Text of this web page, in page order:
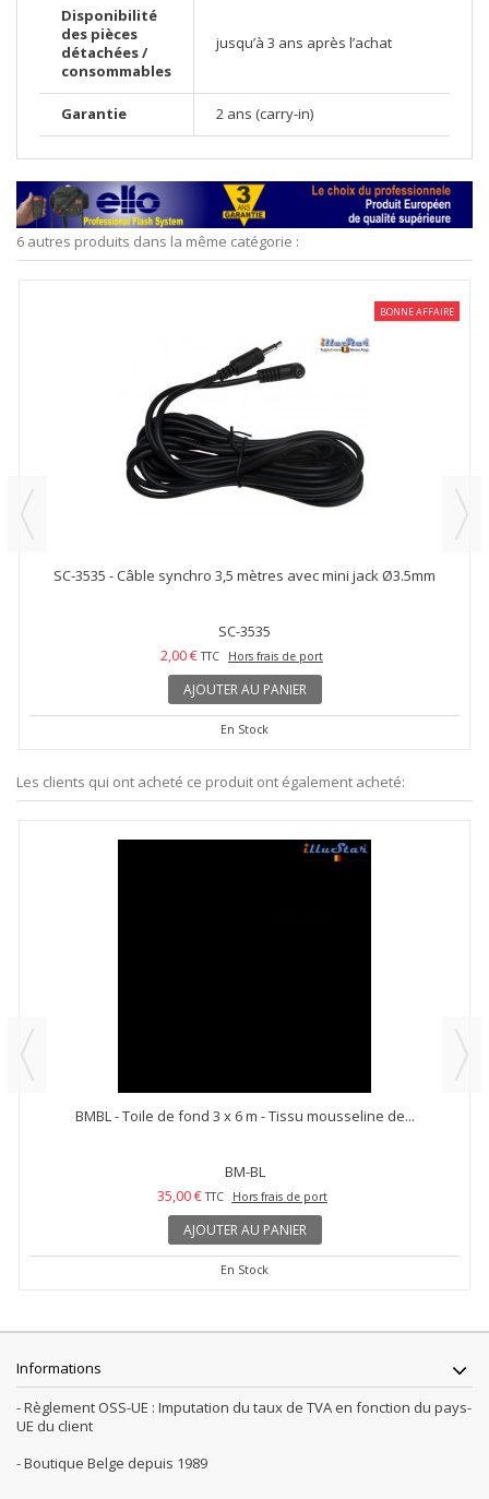
Disponibilité
des pièces
détachées /
consommables
jusqu’à 3 ans après l’achat
Garantie 2 ans (carry-in)
6 autres produits dans la même catégorie :
BONNE AFFAIRE
SC-3535 - Câble synchro 3,5 mètres avec mini jack Ø3.5mm
SC-3535
2,00 € TTC Hors frais de port
AJOUTER AU PANIER
En Stock
Les clients qui ont acheté ce produit ont également acheté:
BMBL - Toile de fond 3 x 6 m - Tissu mousseline de...
BM-BL
35,00 € TTC Hors frais de port
AJOUTER AU PANIER
En Stock
Informations
- Règlement OSS-UE : Imputation du taux de TVA en fonction du pays-
UE du client
- Boutique Belge depuis 1989